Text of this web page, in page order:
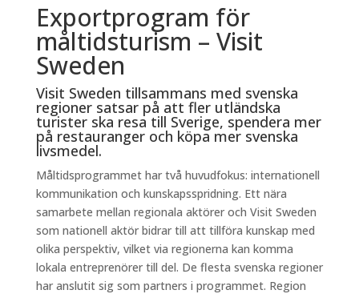
Exportprogram för
måltidsturism – Visit
Sweden
Visit Sweden tillsammans med svenska
regioner satsar på att fler utländska
turister ska resa till Sverige, spendera mer
på restauranger och köpa mer svenska
livsmedel.
Måltidsprogrammet har två huvudfokus: internationell
kommunikation och kunskapsspridning. Ett nära
samarbete mellan regionala aktörer och Visit Sweden
som nationell aktör bidrar till att tillföra kunskap med
olika perspektiv, vilket via regionerna kan komma
lokala entreprenörer till del. De flesta svenska regioner
har anslutit sig som partners i programmet. Region